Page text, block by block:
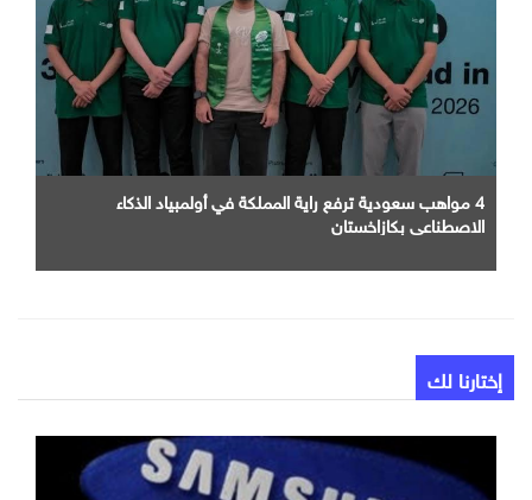
4 مواهب سعودية ترفع راية المملكة في أولمبياد الذكاء
الاصطناعي بكازاخستان
إختارنا لك